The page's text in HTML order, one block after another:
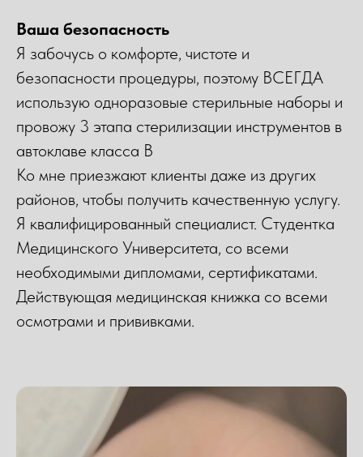
Ваша безопасность
Я забочусь о комфорте, чистоте и
безопасности процедуры, поэтому ВСЕГДА
использую одноразовые стерильные наборы и
провожу 3 этапа стерилизации инструментов в
автоклаве класса В
Ко мне приезжают клиенты даже из других
районов, чтобы получить качественную услугу.
Я квалифицированный специалист. Студентка
Медицинского Университета, со всеми
необходимыми дипломами, сертификатами.
Действующая медицинская книжка со всеми
осмотрами и прививками.